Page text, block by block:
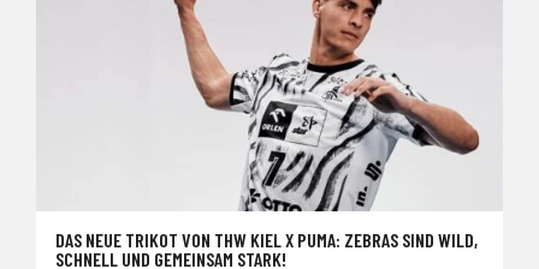
DAS NEUE TRIKOT VON THW KIEL X PUMA: ZEBRAS SIND WILD,
SCHNELL UND GEMEINSAM STARK!